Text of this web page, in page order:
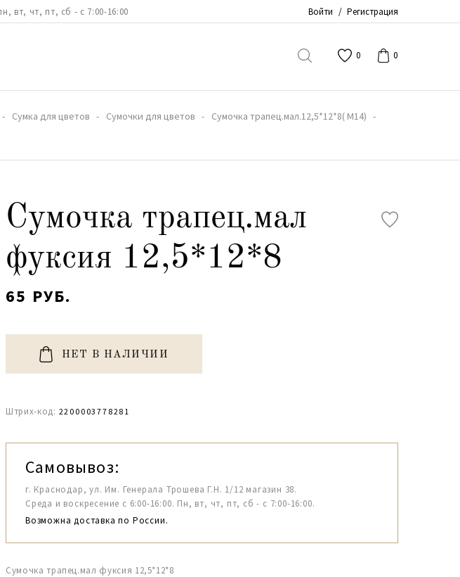
вт, чт, пт, сб - с 7:00-16:00 Войти / Регистрация
0 0
Сумка для цветов Сумочки для цветов
Сумочка трапец.мал.12,5*12*8( М14)
Сумочка трапец.мал
фуксия 12,5*12*8
65 РУБ.
НЕТ В НАЛИЧИИ
Штрих-код: 2200003778281
Самовывоз:
г. Краснодар, ул. Им. Генерала Трошева Г.Н. 1/12 магазин 38.
Среда и воскресение с 6:00-16:00. Пн, вт, чт, пт, сб - с 7:00-16:00.
Возможна доставка по России.
Сумочка трапец.мал фуксия 12,5*12*8